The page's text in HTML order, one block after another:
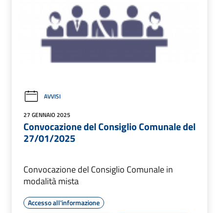
AVVISI
27 GENNAIO 2025
Convocazione del Consiglio Comunale del
27/01/2025
Convocazione del Consiglio Comunale in
modalità mista
Accesso all'informazione